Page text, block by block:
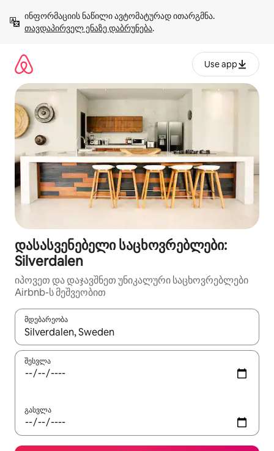
გადასვლა
თავდაპირველ ენაზე დაბრუნება.
Use app
დასასვენებელი საცხოვრებლები:
Silverdalen
იპოვეთ და დაჯავშნეთ უნიკალური საცხოვრებლები
Airbnb-ს მეშვეობით
მდებარეობა
როცა შედეგები ხელმისაწვდომი გახდება, ნავიგაციისთვის
შესვლა
გასვლა